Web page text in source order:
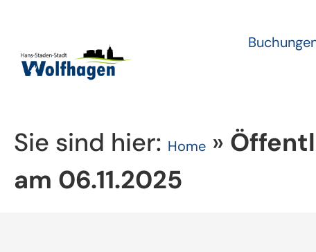
Sie sind hier: Home »
am 06.11.2025